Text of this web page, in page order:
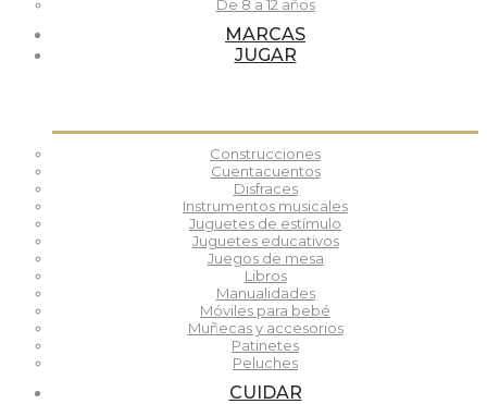
De 8 a 12 años
MARCAS
JUGAR
Construcciones
Cuentacuentos
Disfraces
Instrumentos musicales
Juguetes de estímulo
Juguetes educativos
Juegos de mesa
Libros
Manualidades
Móviles para bebé
Muñecas y accesorios
Patinetes
Peluches
CUIDAR